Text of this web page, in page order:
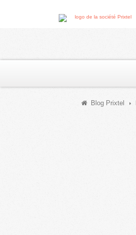
Blog Prixtel